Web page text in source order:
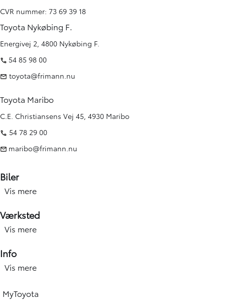
CVR nummer: 73 69 39 18
Toyota Nykøbing F.
Energivej 2, 4800 Nykøbing F.
54 85 98 00
toyota@frimann.nu
Toyota Maribo
C.E. Christiansens Vej 45, 4930 Maribo
54 78 29 00
maribo@frimann.nu
Biler
Nye biler
Kampagner
Erhverv
Book prøvetur
Beregn salgspris på din bil
Vis mere
Værksted
Værksted forside
Hjulskift & dæk
Skadecenter & smart Repair
Vis mere
Info
Åbningstid
Toyota Vejhjælp
Vis mere
MyToyota